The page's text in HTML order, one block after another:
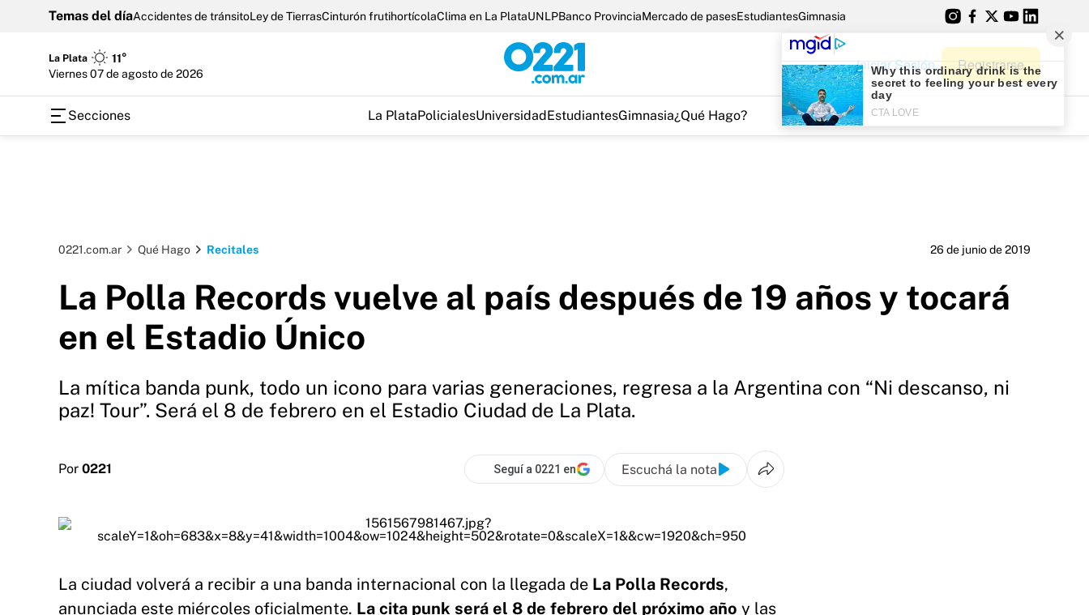
Temas del díaAccidentes de tránsitoLey de TierrasCinturón frutihortícolaClima en La PlataUNLPBanco ProvinciaMercado de pasesEstudiantesGimnasia
La Plata
11°
viernes 07 de agosto de 2026
Iniciar Sesión Registrarse
Secciones La PlataPolicialesUniversidadEstudiantesGimnasia¿Qué Hago?
0221.com.ar Qué Hago Recitales 26 de junio de 2019
La Polla Records vuelve al país después de 19 años y tocará
en el Estadio Único
La mítica banda punk, todo un icono para varias generaciones, regresa a la Argentina con “Ni descanso, ni
paz! Tour”. Será el 8 de febrero en el Estadio Ciudad de La Plata.
Por 0221 Seguí a 0221 en Escuchá la nota
La ciudad volverá a recibir a una banda internacional con la llegada de La Polla Records,
anunciada este miércoles oficialmente. La cita punk será el 8 de febrero del próximo año y las